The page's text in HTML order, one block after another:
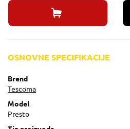
OSNOVNE SPECIFIKACIJE
Brend
Tescoma
Model
Presto